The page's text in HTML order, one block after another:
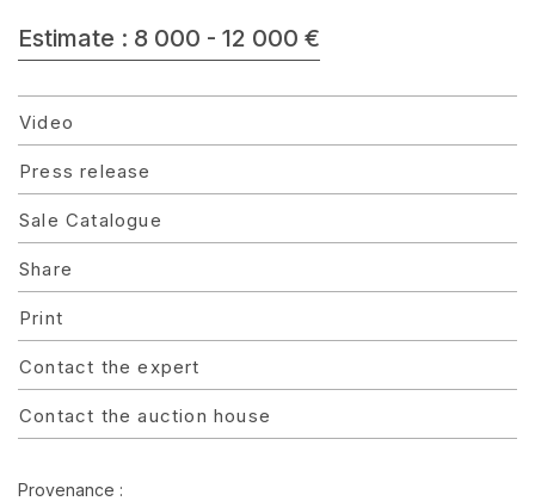
Estimate : 8 000 - 12 000 €
Video
Press release
Sale Catalogue
Share
Print
Contact the expert
Contact the auction house
Provenance :